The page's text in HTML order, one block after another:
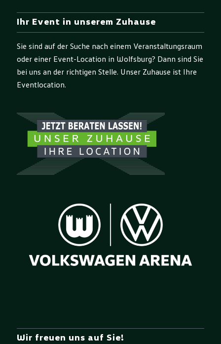
Ihr Event in unserem Zuhause
Sie sind auf der Suche nach einem Veranstaltungsraum
oder einer Event-Location in Wolfsburg? Dann sind Sie
bei uns an der richtigen Stelle. Unser Zuhause ist Ihre
Eventlocation.
Wir freuen uns auf Sie!